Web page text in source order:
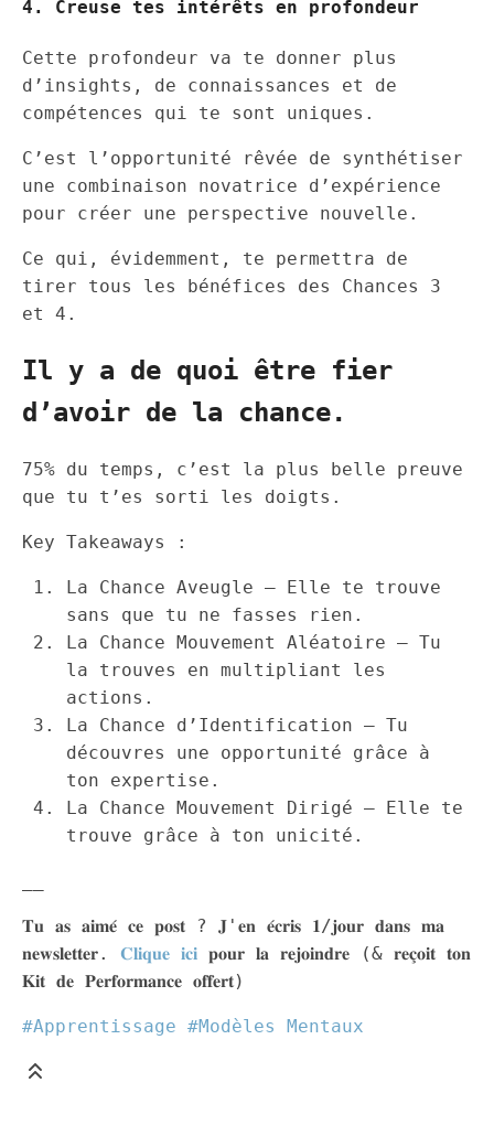
4. Creuse tes intérêts en profondeur
Cette profondeur va te donner plus
d’insights, de connaissances et de
compétences qui te sont uniques.
C’est l’opportunité rêvée de synthétiser
une combinaison novatrice d’expérience
pour créer une perspective nouvelle.
Ce qui, évidemment, te permettra de
tirer tous les bénéfices des Chances 3
et 4.
Il y a de quoi être fier
d’avoir de la chance.
75% du temps, c’est la plus belle preuve
que tu t’es sorti les doigts.
Key Takeaways :
La Chance Aveugle — Elle te trouve
sans que tu ne fasses rien.
La Chance Mouvement Aléatoire — Tu
la trouves en multipliant les
actions.
La Chance d’Identification — Tu
découvres une opportunité grâce à
ton expertise.
La Chance Mouvement Dirigé — Elle te
trouve grâce à ton unicité.
𝐓𝐮 𝐚𝐬 𝐚𝐢𝐦𝐞́ 𝐜𝐞 𝐩𝐨𝐬𝐭 ? 𝐉'𝐞𝐧 𝐞́𝐜𝐫𝐢𝐬 𝟏/𝐣𝐨𝐮𝐫 𝐝𝐚𝐧𝐬 𝐦𝐚
𝐧𝐞𝐰𝐬𝐥𝐞𝐭𝐭𝐞𝐫. 𝐂𝐥𝐢𝐪𝐮𝐞 𝐢𝐜𝐢 𝐩𝐨𝐮𝐫 𝐥𝐚 𝐫𝐞𝐣𝐨𝐢𝐧𝐝𝐫𝐞 (& 𝐫𝐞𝐜̧𝐨𝐢𝐭 𝐭𝐨𝐧
𝐊𝐢𝐭 𝐝𝐞 𝐏𝐞𝐫𝐟𝐨𝐫𝐦𝐚𝐧𝐜𝐞 𝐨𝐟𝐟𝐞𝐫𝐭)
#Apprentissage #Modèles Mentaux